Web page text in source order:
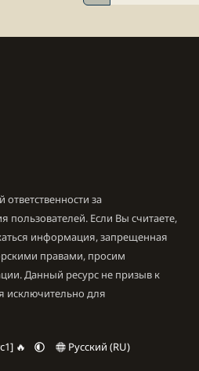
за
Если Вы считаете,
информация, запрещенная
правами, просим
Данный ресурс не призыв к
исключительно для
🔥 Русский (RU)